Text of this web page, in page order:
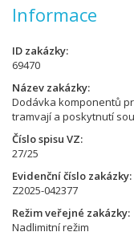
Informace
ID zakázky
69470
Název zakázky
Dodávka komponentů
tramvají a poskytnutí
Číslo spisu VZ
27/25
Evidenční číslo zakázky
Z2025-042377
Režim veřejné zakázky
Nadlimitní režim